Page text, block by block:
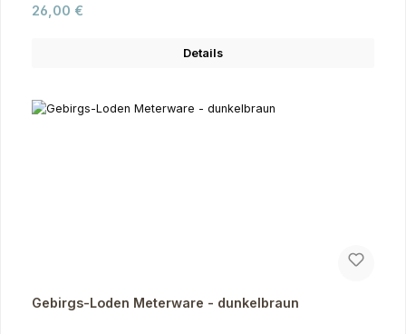
Regulärer Preis:
26,00 €
Details
Gebirgs-Loden Meterware - dunkelbraun